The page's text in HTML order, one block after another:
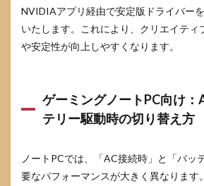
NVIDIAアプリ経由で安定版ドライバー
いたします。これにより、クリエイティ
や安定性が向上しやすくなります。
ゲーミングノートPC向け：
テリー駆動時の切り替え方
ノートPCでは、「AC接続時」と「バッ
要なパフォーマンスが大きく異なります